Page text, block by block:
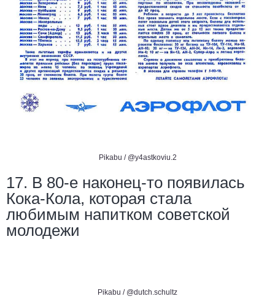
Pikabu / @y4astkoviu.2
17. В 80-е наконец-то появилась
Кока-Кола, которая стала
любимым напитком советской
молодежи
Pikabu / @dutch.schultz